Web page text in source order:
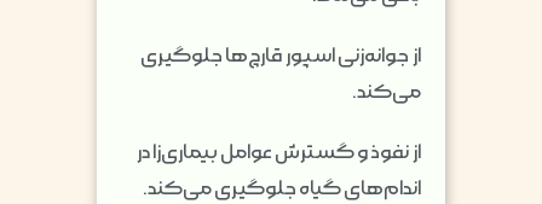
از جوانه‌زنی اسپور قارچ‌ها جلوگیری
می‌کند.
از نفوذ و گسترش عوامل بیماری‌زا در
اندام‌های گیاه جلوگیری می‌کند.